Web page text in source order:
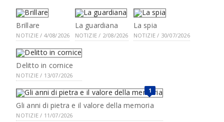
Brillare
NOTIZIE / 4/08/2026
La guardiana
NOTIZIE / 2/08/2026
La spia
NOTIZIE / 30/07/2026
Delitto in cornice
NOTIZIE / 13/07/2026
1
Gli anni di pietra e il valore della memoria
NOTIZIE / 11/07/2026